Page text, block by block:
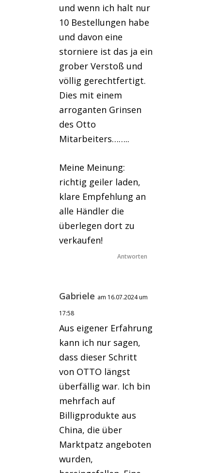
und wenn ich halt nur
10 Bestellungen habe
und davon eine
storniere ist das ja ein
grober Verstoß und
völlig gerechtfertigt.
Dies mit einem
arroganten Grinsen
des Otto
Mitarbeiters……..
Meine Meinung:
richtig geiler laden,
klare Empfehlung an
alle Händler die
überlegen dort zu
verkaufen!
Antworten
Gabriele am 16.07.2024 um
17:58
Aus eigener Erfahrung
kann ich nur sagen,
dass dieser Schritt
von OTTO längst
überfällig war. Ich bin
mehrfach auf
Billigprodukte aus
China, die über
Marktpatz angeboten
wurden,